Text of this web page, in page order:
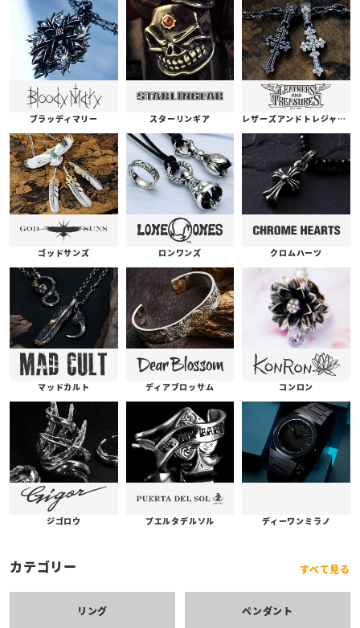
ブラッディマリー スターリンギア レザーズアンドトレジャーズ
ゴッドサンズ ロンワンズ クロムハーツ
マッドカルト ディアブロッサム コンロン
ジゴロウ プエルタデルソル ディーワンミラノ
カテゴリー すべて見る
リング ペンダント